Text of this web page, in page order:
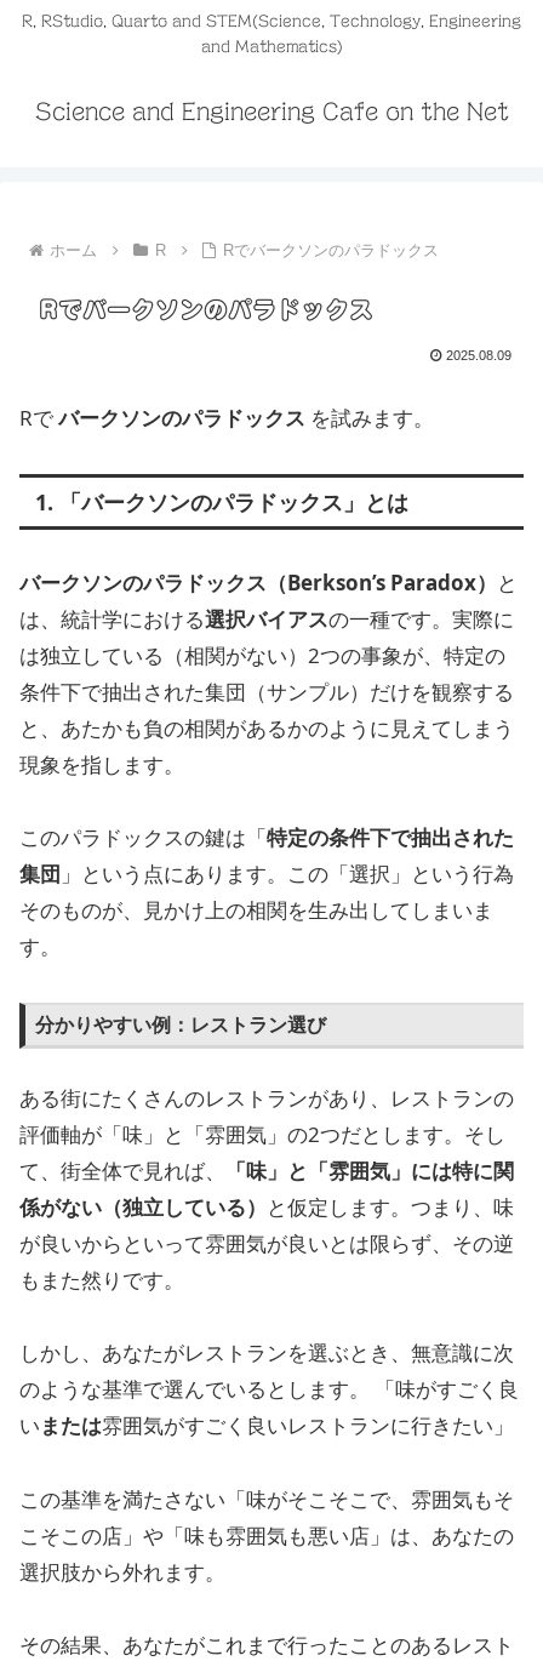
R, RStudio, Quarto and STEM(Science, Technology, Engineering
and Mathematics)
Science and Engineering Cafe on the Net
ホーム R Rでバークソンのパラドックス
Rでバークソンのパラドックス
2025.08.09
Rでバークソンのパラドックス を試みます。
1. 「バークソンのパラドックス」とは
バークソンのパラドックス（Berkson’s Paradox） と
は、統計学における選択バイアスの一種です。実際に
は独立している（相関がない）2つの事象が、特定の
条件下で抽出された集団（サンプル）だけを観察する
と、あたかも負の相関があるかのように見えてしまう
現象を指します。
このパラドックスの鍵は「特定の条件下で抽出された
集団 」という点にあります。この「選択」という行為
そのものが、見かけ上の相関を生み出してしまいま
す。
分かりやすい例：レストラン選び
ある街にたくさんのレストランがあり、レストランの
評価軸が「味」と「雰囲気」の2つだとします。そし
て、街全体で見れば、
「味」と「雰囲気」には特に関
係がない（独立している） と仮定します。つまり、味
が良いからといって雰囲気が良いとは限らず、その逆
もまた然りです。
しかし、あなたがレストランを選ぶとき、無意識に次
のような基準で選んでいるとします。 「味がすごく良
いまたは雰囲気がすごく良いレストランに行きたい」
この基準を満たさない「味がそこそこで、雰囲気もそ
こそこの店」や「味も雰囲気も悪い店」は、あなたの
選択肢から外れます。
その結果、あなたがこれまで行ったことのあるレスト